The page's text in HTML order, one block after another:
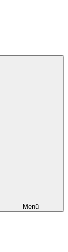
Menü